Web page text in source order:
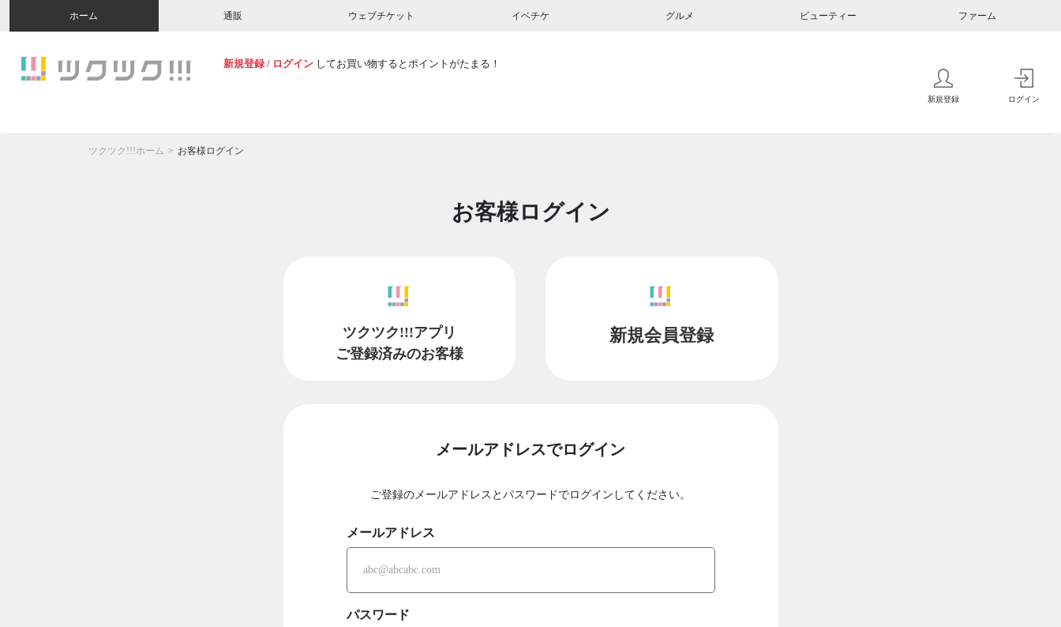
ホーム 通販 ウェブチケット イベチケ グルメ ビューティー ファーム
新規登録 / ログイン してお買い物するとポイントがたまる！
新規登録 ログイン
ツクツク!!!ホーム お客様ログイン
お客様ログイン
ツクツク!!!アプリ
ご登録済みのお客様
新規会員登録
メールアドレスでログイン
ご登録のメールアドレスとパスワードでログインしてください。
メールアドレス
パスワード